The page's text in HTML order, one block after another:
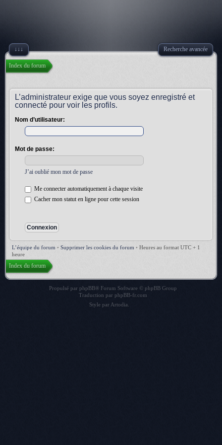
↓↓↓ Recherche avancée
Index du forum
L’administrateur exige que vous soyez enregistré et
connecté pour voir les profils.
Nom d’utilisateur:
Mot de passe:
J’ai oublié mon mot de passe
Me connecter automatiquement à chaque visite
Cacher mon statut en ligne pour cette session
L’équipe du forum • Supprimer les cookies du forum • Heures au format UTC + 1
heure
Index du forum
Propulsé par phpBB® Forum Software © phpBB Group
Traduction par phpBB-fr.com
Style par Artodia